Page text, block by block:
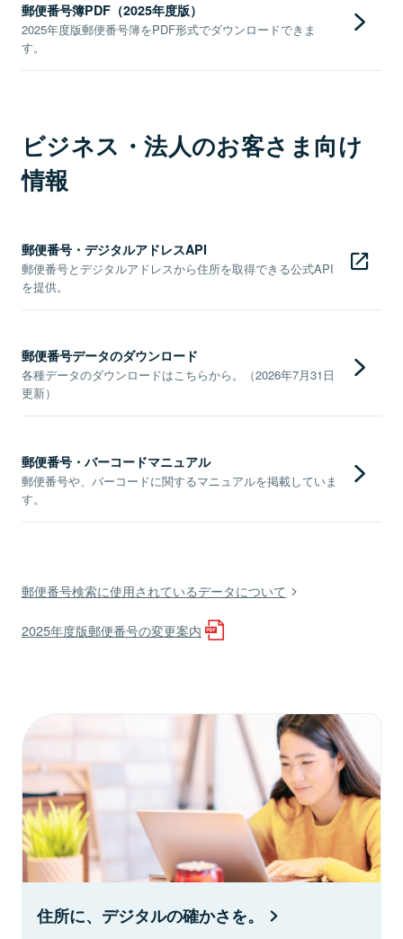
郵便番号簿PDF（2025年度版）
2025年度版郵便番号簿をPDF形式でダウンロードできま
す。
ビジネス・法人のお客さま向け
情報
郵便番号・デジタルアドレスAPI
郵便番号とデジタルアドレスから住所を取得できる公式API
を提供。
郵便番号データのダウンロード
各種データのダウンロードはこちらから。（2026年7月31日
更新）
郵便番号・バーコードマニュアル
郵便番号や、バーコードに関するマニュアルを掲載していま
す。
郵便番号検索に使用されているデータについて
2025年度版郵便番号の変更案内
住所に、デジタルの確かさを。